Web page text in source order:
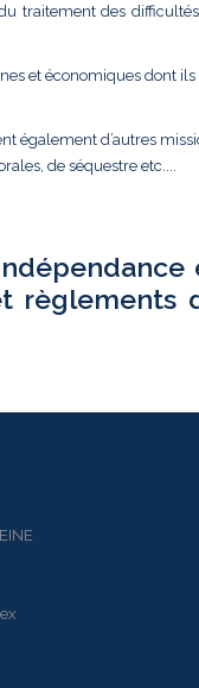
traitement des
et économiques dont ils
également d’autres
de séquestre etc....
règlements